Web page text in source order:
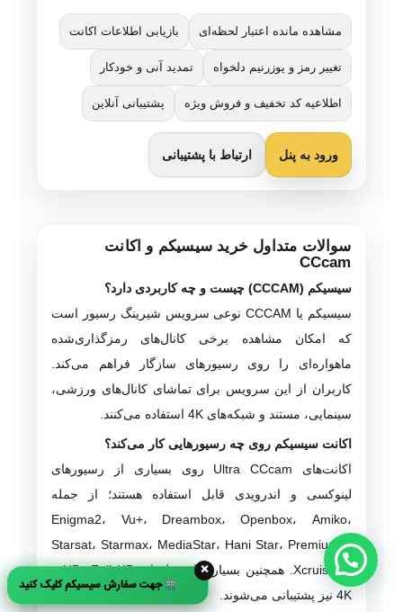
مشاهده مانده اعتبار لحظه‌ای بازیابی اطلاعات اکانت
تغییر رمز و یوزرنیم دلخواه تمدید آنی و خودکار
اطلاعیه کد تخفیف و فروش ویژه پشتیبانی آنلاین
ورود به پنل ارتباط با پشتیبانی
سوالات متداول خرید سیسیکم و اکانت
CCcam
سیسیکم (CCCAM) چیست و چه کاربردی دارد؟
سیسیکم یا CCCAM نوعی سرویس شیرینگ رسیور است
که امکان مشاهده برخی کانال‌های رمزگذاری‌شده
ماهواره‌ای را روی رسیورهای سازگار فراهم می‌کند.
کاربران از این سرویس برای تماشای کانال‌های ورزشی،
سینمایی، مستند و شبکه‌های 4K استفاده می‌کنند.
اکانت سیسیکم روی چه رسیورهایی کار می‌کند؟
اکانت‌های Ultra CCcam روی بسیاری از رسیورهای
لینوکسی و اندرویدی قابل استفاده هستند؛ از جمله
Enigma2، Vu+، Dreambox، Openbox، Amiko،
Starsat، Starmax، MediaStar، Hani Star، Premium X
و Xcruiser. همچنین بسیاری از مدل‌های HD، Full HD و
4K نیز پشتیبانی می‌شوند.
×
جهت سفارش سیسیکم کلیک کنید